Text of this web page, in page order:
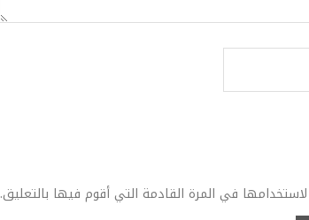
في المرة القادمة التي أقوم فيها بالتعليق.